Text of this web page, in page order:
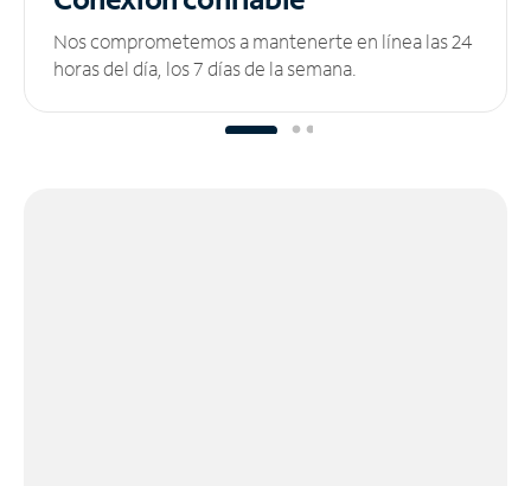
Nos comprometemos a mantenerte en línea las 24
horas del día, los 7 días de la semana.